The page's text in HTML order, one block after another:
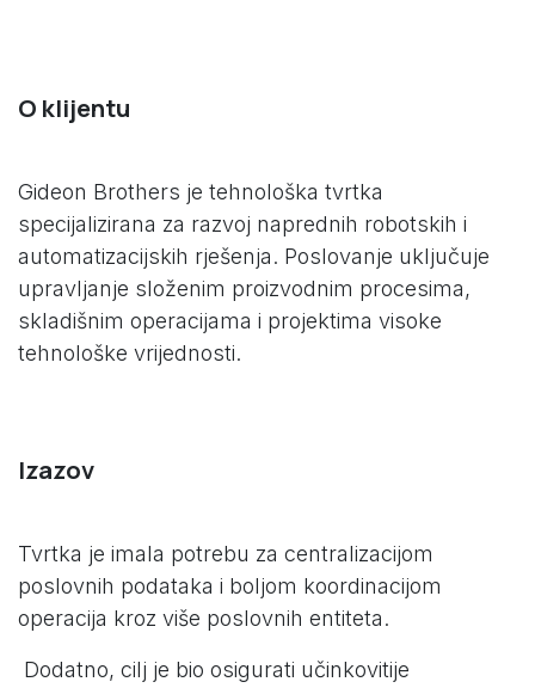
O klijentu
Gideon Brothers je tehnološka tvrtka
specijalizirana za razvoj naprednih robotskih i
automatizacijskih rješenja. Poslovanje uključuje
upravljanje složenim proizvodnim procesima,
skladišnim operacijama i projektima visoke
tehnološke vrijednosti.
Izazov
Tvrtka je imala potrebu za centralizacijom
poslovnih podataka i boljom koordinacijom
operacija kroz više poslovnih entiteta.
Dodatno, cilj je bio osigurati učinkovitije